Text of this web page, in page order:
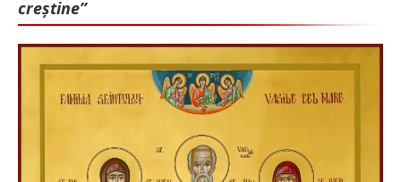
creștine”